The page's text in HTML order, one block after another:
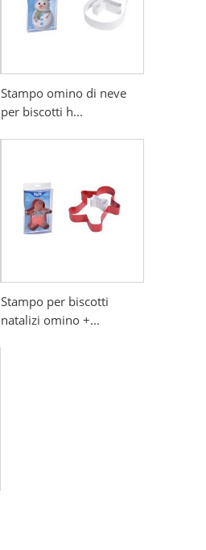
Stampo omino di neve
per biscotti h...
Stampo per biscotti
natalizi omino +...